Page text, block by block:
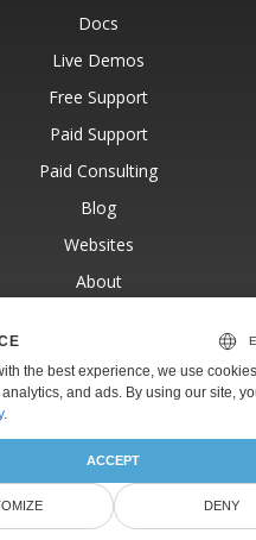
Docs
Live Demos
Free Support
Paid Support
Paid Consulting
Blog
Websites
About
Pty Ltd 2001-2026.All Rights Reserved.
the best experience, we use
and ads. By using our site,
.
ACCEPT
DENY